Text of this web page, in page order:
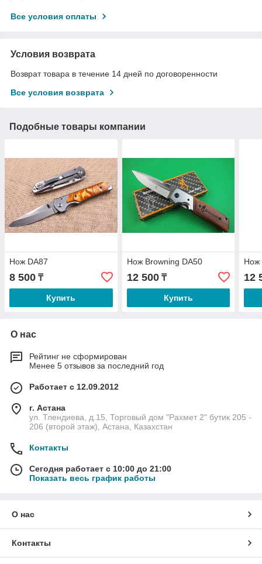
Все условия оплаты
Условия возврата
Возврат товара в течение 14 дней по договоренности
Все условия возврата
Подобные товары компании
Нож DA87
8 500 ₸
Купить
Нож Browning DA50
12 500₸
Купить
Нож
12
О нас
Рейтинг не сформирован
Менее 5 отзывов за последний год
Работает с 12.09.2012
г. Астана
ул. Тлендиева, д.15, Торговый дом "Рахмет 2" бутик 205 -
206 (второй этаж), Астана, Казахстан
Контакты
Сегодня работает с 10:00 до 21:00
Показать весь график работы
О нас
Контакты